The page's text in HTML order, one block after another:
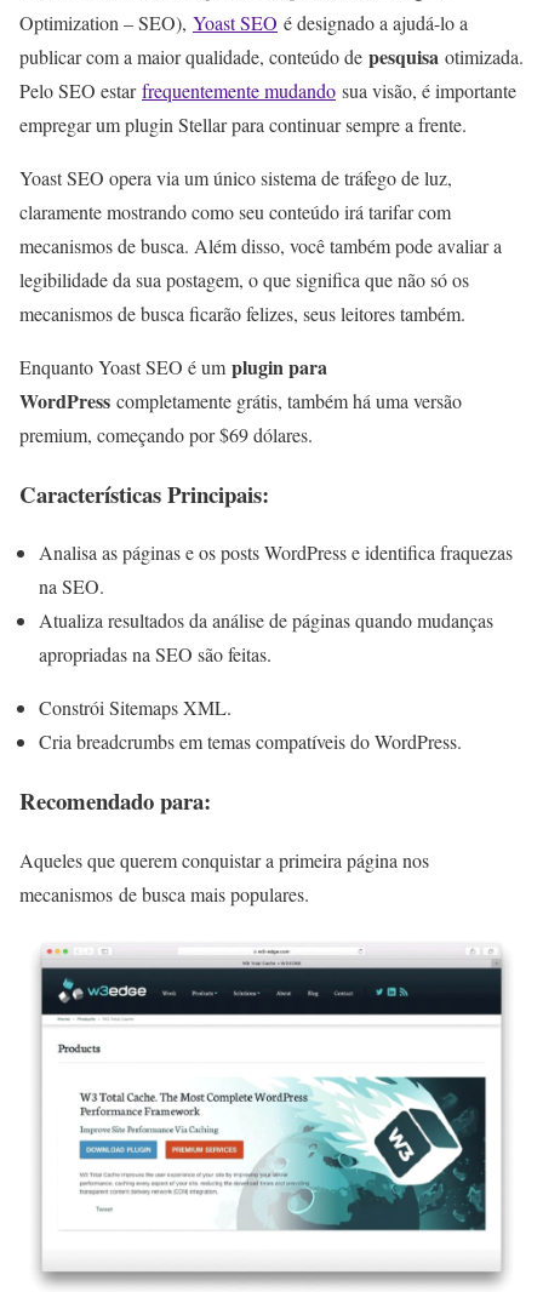
Optimization – SEO), Yoast SEO é designado a ajudá-lo a
publicar com a maior qualidade, conteúdo de pesquisa otimizada.
Pelo SEO estarfrequentemente mudando sua visão, é importante
empregar um plugin Stellar para continuar sempre a frente.
Yoast SEO opera via um único sistema de tráfego de luz,
claramente mostrando como seu conteúdo irá tarifar com
mecanismos de busca. Além disso, você também pode avaliar a
legibilidade da sua postagem, o que significa que não só os
mecanismos de busca ficarão felizes, seus leitores também.
Enquanto Yoast SEO é um plugin para
WordPress completamente grátis, também há uma versão
premium, começando por $69 dólares.
Características Principais:
Analisa as páginas e os posts WordPress e identifica fraquezas
na SEO.
Atualiza resultados da análise de páginas quando mudanças
apropriadas na SEO são feitas.
Constrói Sitemaps XML.
Cria breadcrumbs em temas compatíveis do WordPress.
Recomendado para:
Aqueles que querem conquistar a primeira página nos
mecanismos de busca mais populares.